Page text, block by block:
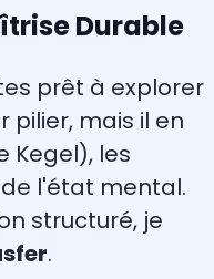
Durable
prêt à explorer
pilier, mais il en
Kegel), les
l'état mental.
structuré, je
.